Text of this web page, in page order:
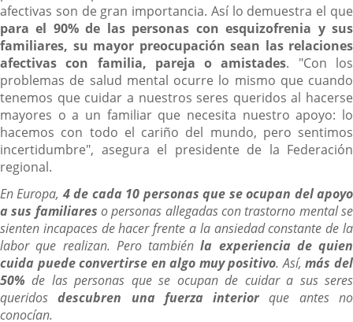
afectivas son de gran importancia. Así lo demuestra el que
para el 90% de las personas con esquizofrenia y sus
familiares, su mayor preocupación sean las relaciones
afectivas con familia, pareja o amistades. "Con los
problemas de salud mental ocurre lo mismo que cuando
tenemos que cuidar a nuestros seres queridos al hacerse
mayores o a un familiar que necesita nuestro apoyo: lo
hacemos con todo el cariño del mundo, pero sentimos
incertidumbre", asegura el presidente de la Federación
regional.
En Europa, 4 de cada 10 personas que se ocupan del apoyo
a sus familiares o personas allegadas con trastorno mental se
sienten incapaces de hacer frente a la ansiedad constante de la
labor que realizan. Pero tambiénla experiencia de quien
cuida puede convertirse en algo muy positivo. Así,más del
50% de las personas que se ocupan de cuidar a sus seres
queridosdescubren una fuerza interiorque antes no
conocían.